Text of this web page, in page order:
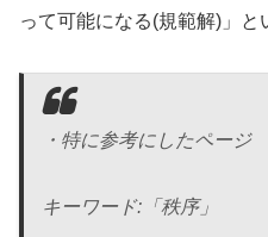
って可能になる(規範解)」と
・特に参考にしたページ
キーワード:「秩序」